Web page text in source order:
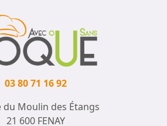
03 80 71 16 92
du Moulin des Étangs
21 600 FENAY